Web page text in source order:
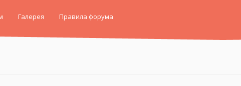
Галерея Правила форума